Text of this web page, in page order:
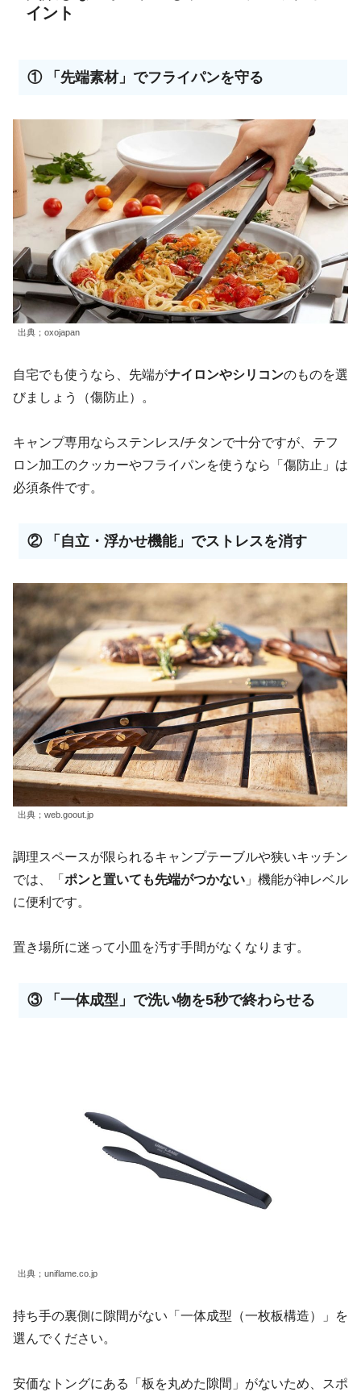
イント
① 「先端素材」でフライパンを守る
出典；oxojapan
自宅でも使うなら、先端がナイロンやシリコンのものを選
びましょう（傷防止）。
キャンプ専用ならステンレス/チタンで十分ですが、テフ
ロン加工のクッカーやフライパンを使うなら「傷防止」は
必須条件です。
② 「自立・浮かせ機能」でストレスを消す
出典；web.goout.jp
調理スペースが限られるキャンプテーブルや狭いキッチン
では、「 ポンと置いても先端がつかない 」機能が神レベル
に便利です。
置き場所に迷って小皿を汚す手間がなくなります。
③ 「一体成型」で洗い物を5秒で終わらせる
出典； uniflame.co.jp
持ち手の裏側に隙間がない「一体成型（一枚板構造）」を
選んでください。
安価なトングにある「板を丸めた隙間」がないため、スポ